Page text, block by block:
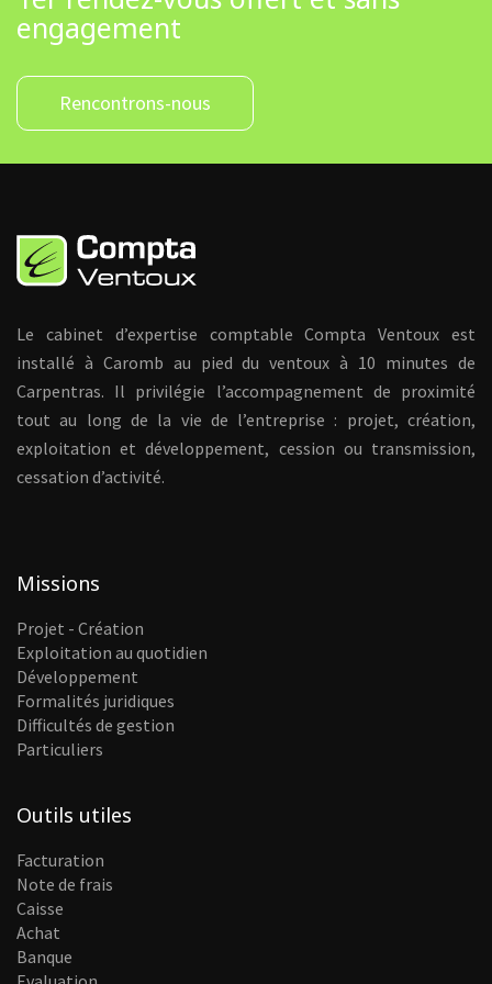
engagement
Rencontrons-nous
Le cabinet d’expertise comptable Compta Ventoux est
installé à Caromb au pied du ventoux à 10 minutes de
Carpentras. Il privilégie l’accompagnement de proximité
tout au long de la vie de l’entreprise : projet, création,
exploitation et développement, cession ou transmission,
cessation d’activité.
Missions
Projet - Création
Exploitation au quotidien
Développement
Formalités juridiques
Difficultés de gestion
Particuliers
Outils utiles
Facturation
Note de frais
Caisse
Achat
Banque